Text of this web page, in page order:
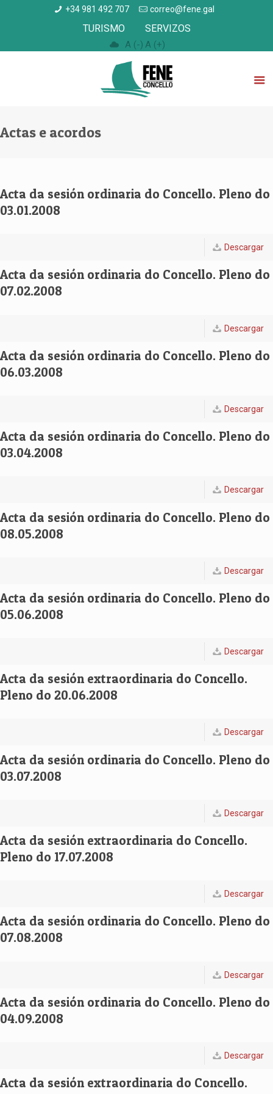
+34 981 492 707 correo@fene.gal
TURISMO SERVIZOS
A (-) A (+)
Actas e acordos
Acta da sesión ordinaria do Concello. Pleno do
03.01.2008
Descargar
Acta da sesión ordinaria do Concello. Pleno do
07.02.2008
Descargar
Acta da sesión ordinaria do Concello. Pleno do
06.03.2008
Descargar
Acta da sesión ordinaria do Concello. Pleno do
03.04.2008
Descargar
Acta da sesión ordinaria do Concello. Pleno do
08.05.2008
Descargar
Acta da sesión ordinaria do Concello. Pleno do
05.06.2008
Descargar
Acta da sesión extraordinaria do Concello.
Pleno do 20.06.2008
Descargar
Acta da sesión ordinaria do Concello. Pleno do
03.07.2008
Descargar
Acta da sesión extraordinaria do Concello.
Pleno do 17.07.2008
Descargar
Acta da sesión ordinaria do Concello. Pleno do
07.08.2008
Descargar
Acta da sesión ordinaria do Concello. Pleno do
04.09.2008
Descargar
Acta da sesión extraordinaria do Concello.